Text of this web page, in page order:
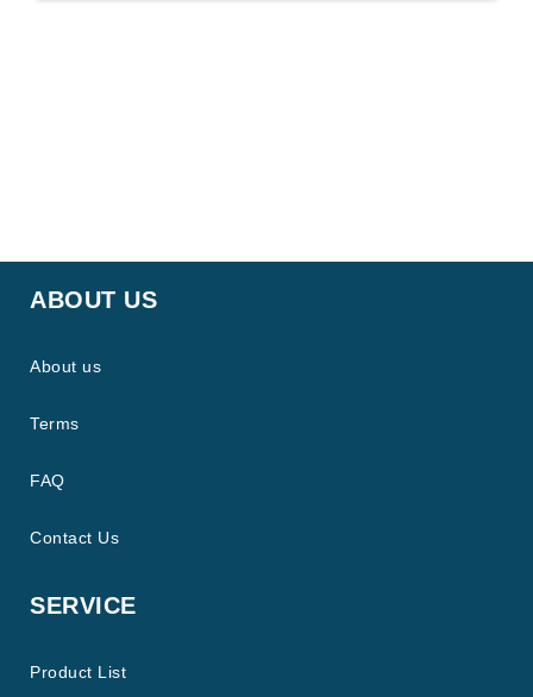
ABOUT US
About us
Terms
FAQ
Contact Us
SERVICE
Product List